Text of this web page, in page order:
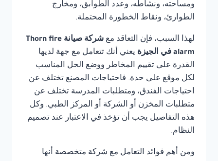
ومساحته، ونشاطه، وعدد الطوابق، ومخارج
الطوارئ، ونقاط الخطورة المحتملة.
لهذا السبب، فإن التعاقد مع
شركة صيانة Thorn fire
alarm في الجيزة
يعني أنك تتعامل مع جهة لديها
القدرة على تقييم المخاطر ووضع الحل المناسب
لكل موقع على حدة. فاحتياجات المصنع تختلف عن
احتياجات الفندق، ومتطلبات المدرسة تختلف عن
متطلبات المخزن أو الشركة أو المركز الطبي. وكل
هذه التفاصيل يجب أن تؤخذ في الاعتبار عند تصميم
النظام.
ومن أهم فوائد التعامل مع شركة متخصصة أنها